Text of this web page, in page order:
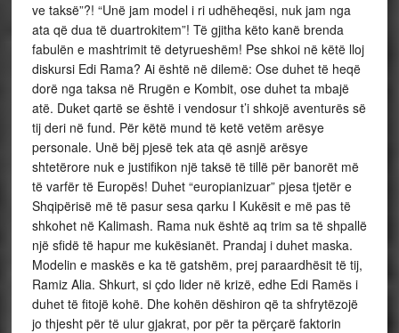
ve taksë”?! “Unë jam model i ri udhëheqësi, nuk jam nga
ata që dua të duartrokitem”! Të gjitha këto kanë brenda
fabulën e mashtrimit të detyrueshëm! Pse shkoi në këtë lloj
diskursi Edi Rama? Ai është në dilemë: Ose duhet të heqë
dorë nga taksa në Rrugën e Kombit, ose duhet ta mbajë
atë. Duket qartë se është i vendosur t’i shkojë aventurës së
tij deri në fund. Për këtë mund të ketë vetëm arësye
personale. Unë bëj pjesë tek ata që asnjë arësye
shtetërore nuk e justifikon një taksë të tillë për banorët më
të varfër të Europës! Duhet “europianizuar” pjesa tjetër e
Shqipërisë më të pasur sesa qarku I Kukësit e më pas të
shkohet në Kalimash. Rama nuk është aq trim sa të shpallë
një sfidë të hapur me kukësianët. Prandaj i duhet maska.
Modelin e maskës e ka të gatshëm, prej paraardhësit të tij,
Ramiz Alia. Shkurt, si çdo lider në krizë, edhe Edi Ramës i
duhet të fitojë kohë. Dhe kohën dëshiron që ta shfrytëzojë
jo thjesht për të ulur gjakrat, por për ta përçarë faktorin